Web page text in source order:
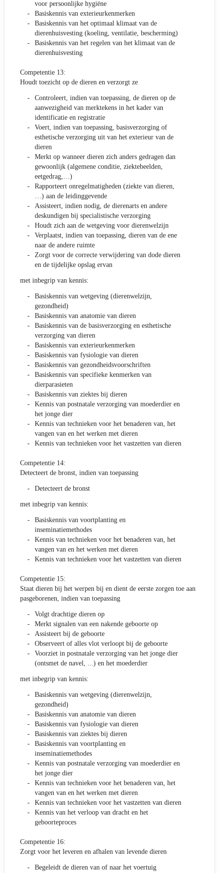
voor persoonlijke hygiëne
Basiskennis van exterieurkenmerken
Basiskennis van het optimaal klimaat van de
dierenhuisvesting (koeling, ventilatie, bescherming)
Basiskennis van het regelen van het klimaat van de
dierenhuisvesting
Competentie 13:
Houdt toezicht op de dieren en verzorgt ze
Controleert, indien van toepassing, de dieren op de
aanwezigheid van merktekens in het kader van
identificatie en registratie
Voert, indien van toepassing, basisverzorging of
esthetische verzorging uit van het exterieur van de
dieren
Merkt op wanneer dieren zich anders gedragen dan
gewoonlijk (algemene conditie, ziektebeelden,
eetgedrag,…)
Rapporteert onregelmatigheden (ziekte van dieren,
…) aan de leidinggevende
Assisteert, indien nodig, de dierenarts en andere
deskundigen bij specialistische verzorging
Houdt zich aan de wetgeving voor dierenwelzijn
Verplaatst, indien van toepassing, dieren van de ene
naar de andere ruimte
Zorgt voor de correcte verwijdering van dode dieren
en de tijdelijke opslag ervan
met inbegrip van kennis:
Basiskennis van wetgeving (dierenwelzijn,
gezondheid)
Basiskennis van anatomie van dieren
Basiskennis van de basisverzorging en esthetische
verzorging van dieren
Basiskennis van exterieurkenmerken
Basiskennis van fysiologie van dieren
Basiskennis van gezondheidsvoorschriften
Basiskennis van specifieke kenmerken van
dierparasieten
Basiskennis van ziektes bij dieren
Kennis van postnatale verzorging van moederdier en
het jonge dier
Kennis van technieken voor het benaderen van, het
vangen van en het werken met dieren
Kennis van technieken voor het vastzetten van dieren
Competentie 14:
Detecteert de bronst, indien van toepassing
Detecteert de bronst
met inbegrip van kennis:
Basiskennis van voortplanting en
inseminatiemethodes
Kennis van technieken voor het benaderen van, het
vangen van en het werken met dieren
Kennis van technieken voor het vastzetten van dieren
Competentie 15:
Staat dieren bij het werpen bij en dient de eerste zorgen toe aan
pasgeborenen, indien van toepassing
Volgt drachtige dieren op
Merkt signalen van een nakende geboorte op
Assisteert bij de geboorte
Observeert of alles vlot verloopt bij de geboorte
Voorziet in postnatale verzorging van het jonge dier
(ontsmet de navel, ...) en het moederdier
met inbegrip van kennis:
Basiskennis van wetgeving (dierenwelzijn,
gezondheid)
Basiskennis van anatomie van dieren
Basiskennis van fysiologie van dieren
Basiskennis van ziektes bij dieren
Basiskennis van voortplanting en
inseminatiemethodes
Kennis van postnatale verzorging van moederdier en
het jonge dier
Kennis van technieken voor het benaderen van, het
vangen van en het werken met dieren
Kennis van technieken voor het vastzetten van dieren
Kennis van het verloop van dracht en het
geboorteproces
Competentie 16:
Zorgt voor het leveren en afhalen van levende dieren
Begeleidt de dieren van of naar het voertuig